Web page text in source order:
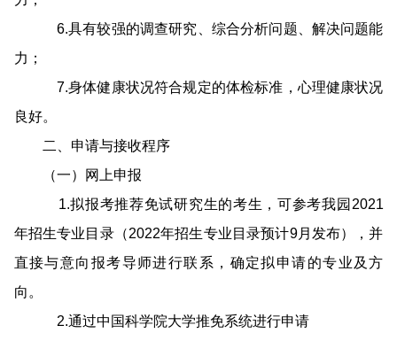
6.具有较强的调查研究、综合分析问题、解决问题能
力；
7.身体健康状况符合规定的体检标准，心理健康状况
良好。
二、申请与接收程序
（一）网上申报
1.拟报考推荐免试研究生的考生，可参考我园 2021
年招生专业目录（2022年招生专业目录预计9月发布），并
直接与意向报考导师进行联系，确定拟申请的专业及方
向。
2.通过中国科学院大学推免系统进行申请